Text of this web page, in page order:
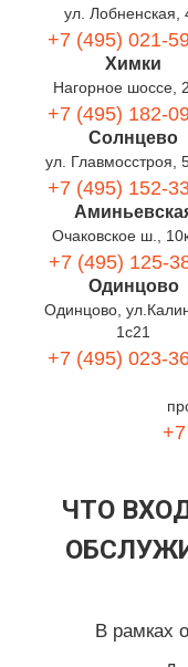
ул. Лобненская,
+7 (495) 021-
Химки
Нагорное шоссе,
+7 (495) 182-
Солнцево
ул. Главмосстроя,
+7 (495) 152-
Очаковское ш.,
+7 (495) 125-
Одинцово
Одинцово,
1с21
+7 (495) 023-
ЧТО
В рамках